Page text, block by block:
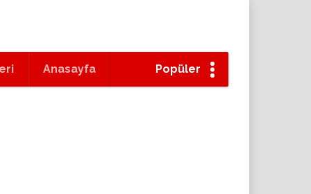
Anasayfa Popüler